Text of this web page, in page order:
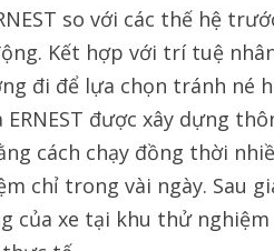
so với các thế hệ
Kết hợp với trí tuệ
đi để lựa chọn tránh né
được xây dựng
cách chạy đồng thời
chỉ trong vài ngày. Sau
của xe tại khu thử nghiệm